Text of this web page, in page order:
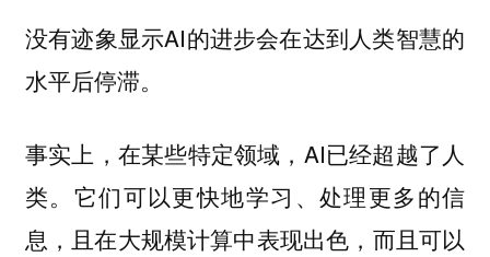
没有迹象显示AI的进步会在达到人类智慧的
水平后停滞。
事实上，在某些特定领域，AI已经超越了人
类。它们可以更快地学习、处理更多的信
息，且在大规模计算中表现出色，而且可以